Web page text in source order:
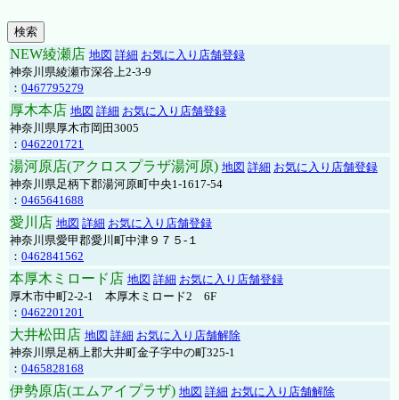
NEW綾瀬店 地図 詳細 お気に入り店舗登録
神奈川県綾瀬市深谷上2-3-9
： 0467795279
厚木本店 地図 詳細 お気に入り店舗登録
神奈川県厚木市岡田3005
： 0462201721
湯河原店(アクロスプラザ湯河原) 地図 詳細 お気に入り店舗登録
神奈川県足柄下郡湯河原町中央1-1617-54
： 0465641688
愛川店 地図 詳細 お気に入り店舗登録
神奈川県愛甲郡愛川町中津９７５-１
： 0462841562
本厚木ミロード店 地図 詳細 お気に入り店舗登録
厚木市中町2-2-1 本厚木ミロード2 6F
： 0462201201
大井松田店 地図 詳細 お気に入り店舗解除
神奈川県足柄上郡大井町金子字中の町325-1
： 0465828168
伊勢原店(エムアイプラザ) 地図 詳細 お気に入り店舗解除